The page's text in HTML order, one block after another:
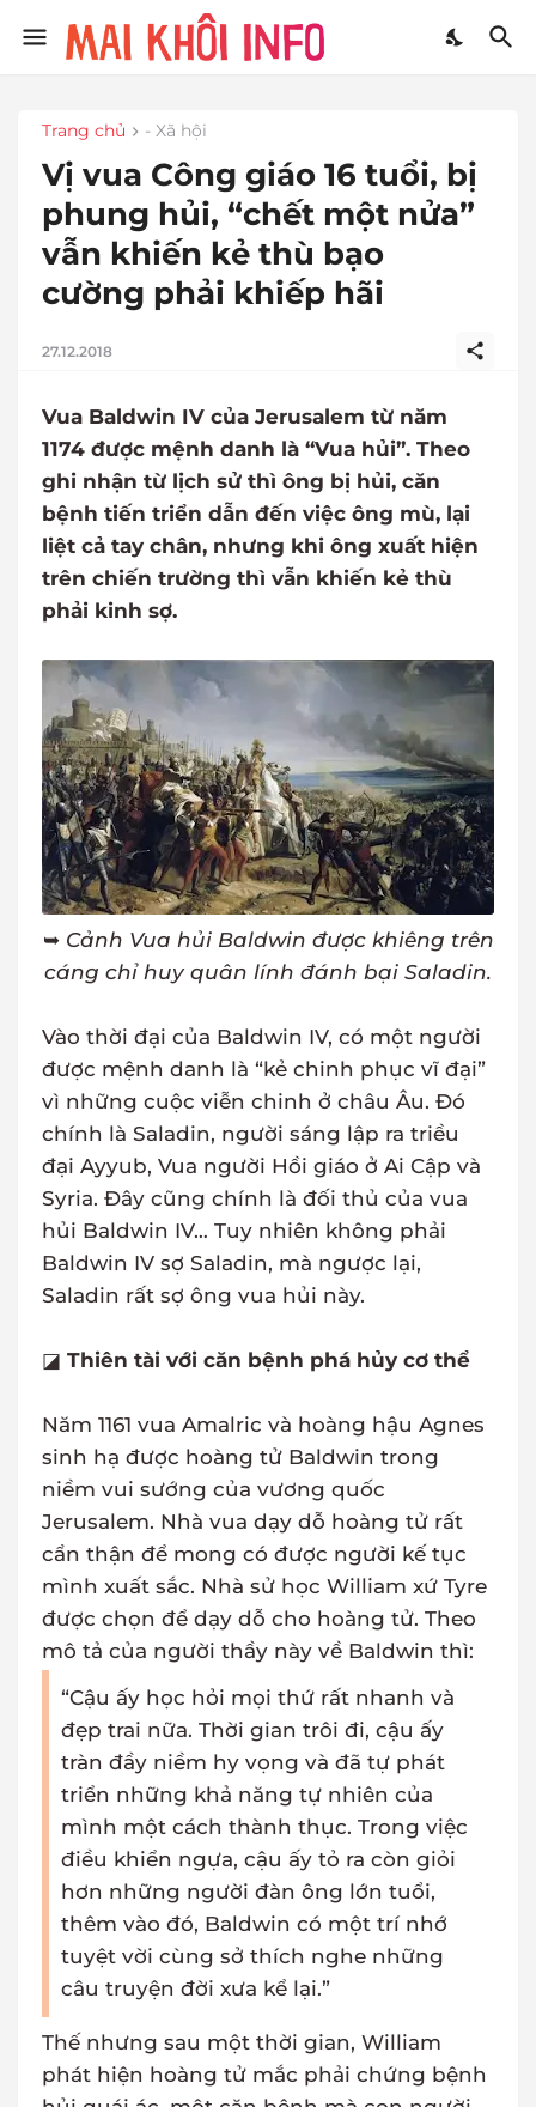
Trang chủ - Xã hội
Vị vua Công giáo 16 tuổi, bị
phung hủi, “chết một nửa”
vẫn khiến kẻ thù bạo
cường phải khiếp hãi
27.12.2018
Vua Baldwin IV của Jerusalem từ năm
1174 được mệnh danh là “Vua hủi”. Theo
ghi nhận từ lịch sử thì ông bị hủi, căn
bệnh tiến triển dẫn đến việc ông mù, lại
liệt cả tay chân, nhưng khi ông xuất hiện
trên chiến trường thì vẫn khiến kẻ thù
phải kinh sợ.
➥ Cảnh Vua hủi Baldwin được khiêng trên
cáng chỉ huy quân lính đánh bại Saladin.
Vào thời đại của Baldwin IV, có một người
được mệnh danh là “kẻ chinh phục vĩ đại”
vì những cuộc viễn chinh ở châu Âu. Đó
chính là Saladin, người sáng lập ra triều
đại Ayyub, Vua người Hồi giáo ở Ai Cập và
Syria. Đây cũng chính là đối thủ của vua
hủi Baldwin IV… Tuy nhiên không phải
Baldwin IV sợ Saladin, mà ngược lại,
Saladin rất sợ ông vua hủi này.
◪ Thiên tài với căn bệnh phá hủy cơ thể
Năm 1161 vua Amalric và hoàng hậu Agnes
sinh hạ được hoàng tử Baldwin trong
niềm vui sướng của vương quốc
Jerusalem. Nhà vua dạy dỗ hoàng tử rất
cẩn thận để mong có được người kế tục
mình xuất sắc. Nhà sử học William xứ Tyre
được chọn để dạy dỗ cho hoàng tử. Theo
mô tả của người thầy này về Baldwin thì:
“Cậu ấy học hỏi mọi thứ rất nhanh và
đẹp trai nữa. Thời gian trôi đi, cậu ấy
tràn đầy niềm hy vọng và đã tự phát
triển những khả năng tự nhiên của
mình một cách thành thục. Trong việc
điều khiển ngựa, cậu ấy tỏ ra còn giỏi
hơn những người đàn ông lớn tuổi,
thêm vào đó, Baldwin có một trí nhớ
tuyệt vời cùng sở thích nghe những
câu truyện đời xưa kể lại.”
Thế nhưng sau một thời gian, William
phát hiện hoàng tử mắc phải chứng bệnh